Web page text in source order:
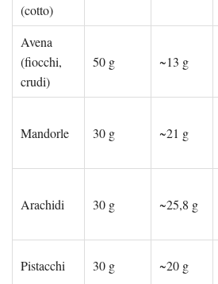
(cotto)
Avena
(fiocchi,
crudi)
50 g ~13 g
Mandorle 30 g ~21 g
Arachidi 30 g ~25,8 g
Pistacchi 30 g ~20 g